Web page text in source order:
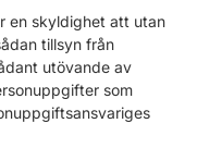
en skyldighet att utan
tillsyn från
utövande av
som